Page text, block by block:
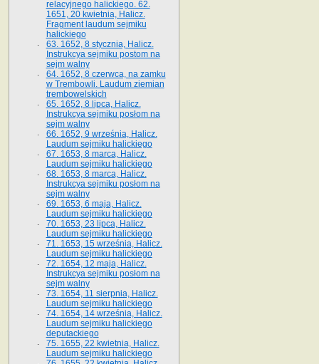
relacyjnego halickiego. 62.
1651, 20 kwietnia, Halicz.
Fragment laudum sejmiku
halickiego
63. 1652, 8 stycznia, Halicz.
Instrukcya sejmiku postom na
sejm walny
64. 1652, 8 czerwca, na zamku
w Trembowli. Laudum ziemian
trembowelskich
65. 1652, 8 lipca, Halicz.
Instrukcya sejmiku posłom na
sejm walny
66. 1652, 9 września, Halicz.
Laudum sejmiku halickiego
67. 1653, 8 marca, Halicz.
Laudum sejmiku halickiego
68. 1653, 8 marca, Halicz.
Instrukcya sejmiku posłom na
sejm walny
69. 1653, 6 maja, Halicz.
Laudum sejmiku halickiego
70. 1653, 23 lipca, Halicz.
Laudum sejmiku halickiego
71. 1653, 15 września, Halicz.
Laudum sejmiku halickiego
72. 1654, 12 maja, Halicz.
Instrukcya sejmiku posłom na
sejm walny
73. 1654, 11 sierpnia, Halicz.
Laudum sejmiku halickiego
74. 1654, 14 września, Halicz.
Laudum sejmiku halickiego
deputackiego
75. 1655, 22 kwietnia, Halicz.
Laudum sejmiku halickiego